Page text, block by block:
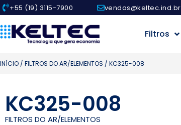
+55 (19) 3115-7900 vendas@keltec.ind.br
Filtros
INÍCIO / FILTROS DO AR/ELEMENTOS / KC325-008
KC325-008
FILTROS DO AR/ELEMENTOS